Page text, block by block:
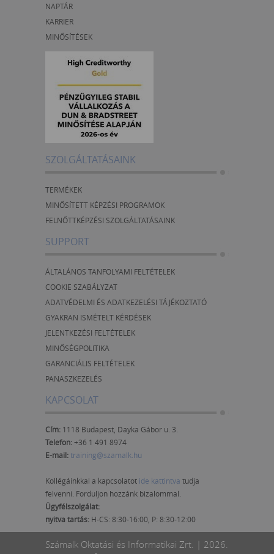
NAPTÁR
KARRIER
MINŐSÍTÉSEK
SZOLGÁLTATÁSAINK
TERMÉKEK
MINŐSÍTETT KÉPZÉSI PROGRAMOK
FELNŐTTKÉPZÉSI SZOLGÁLTATÁSAINK
SUPPORT
ÁLTALÁNOS TANFOLYAMI FELTÉTELEK
COOKIE SZABÁLYZAT
ADATVÉDELMI ÉS ADATKEZELÉSI TÁJÉKOZTATÓ
GYAKRAN ISMÉTELT KÉRDÉSEK
JELENTKEZÉSI FELTÉTELEK
MINŐSÉGPOLITIKA
GARANCIÁLIS FELTÉTELEK
PANASZKEZELÉS
KAPCSOLAT
Cím: 1118 Budapest, Dayka Gábor u. 3.
Telefon:+36 1 491 8974
E-mail:training@szamalk.hu
Kollégáinkkal a kapcsolatot ide kattintva tudja
felvenni. Forduljon hozzánk bizalommal.
Ügyfélszolgálat:
nyitva tartás: H-CS: 8:30-16:00, P: 8:30-12:00
Számalk Oktatási és Informatikai Zrt. | 2026.